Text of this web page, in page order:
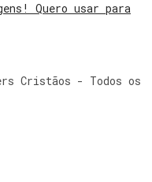
Quero usar para
Cristãos - Todos os